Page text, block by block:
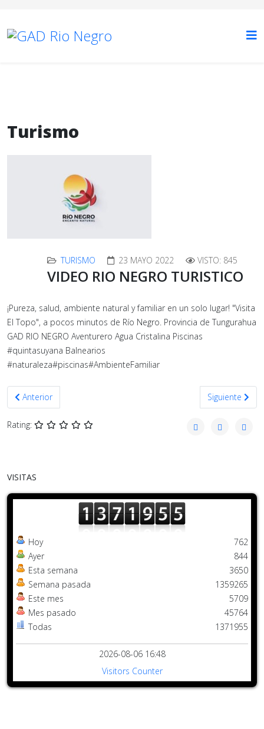
Turismo
TURISMO 23 MAYO 2022 VISTO: 845
VIDEO RIO NEGRO TURISTICO
¡Pureza, salud, ambiente natural y familiar en un solo lugar! "Visita
El Topo", a pocos minutos de Río Negro. Provincia de Tungurahua
GAD RIO NEGRO Aventurero Agua Cristalina Piscinas
#quintasuyana Balnearios
#naturaleza#piscinas#AmbienteFamiliar
Artículo anterior: RIO NEGRO ENCANTO NATURAL
Anterior Artículo
Siguiente
Rating:
VISITAS
Hoy
Ayer
Esta semana
Semana pasada
Este mes
Mes pasado
Todas
762
844
3650
1359265
5709
45764
1371955
2026-08-06 16:48
Visitors Counter